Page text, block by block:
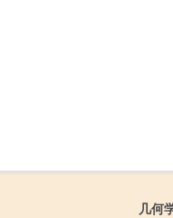
几何